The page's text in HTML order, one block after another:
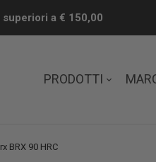
a € 150,00
PRODOTTI
BRX 90 HRC